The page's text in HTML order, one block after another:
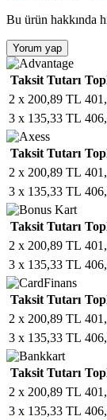
Bu ürün hakkında
Yorum yap
Taksit Tutarı
2 x 200,89 TL
3 x 135,33 TL
Taksit Tutarı
2 x 200,89 TL
3 x 135,33 TL
Taksit Tutarı
2 x 200,89 TL
3 x 135,33 TL
Taksit Tutarı
2 x 200,89 TL
3 x 135,33 TL
Taksit Tutarı
2 x 200,89 TL
3 x 135,33 TL